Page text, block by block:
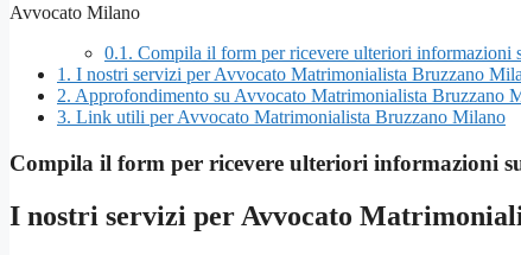
Avvocato Milano
0.1. Compila il form per ricevere ulteriori
1. I nostri servizi per Avvocato Matrimonialista Bruzzano
2. Approfondimento su Avvocato Matrimonialista Bruzzano
3. Link utili per Avvocato Matrimonialista Bruzzano Milano
Compila il form per ricevere ulteriori informazioni
I nostri servizi per Avvocato